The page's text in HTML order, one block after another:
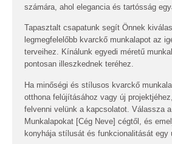
számára, ahol elegancia és tartósság
Tapasztalt csapatunk segít Önnek
legmegfelelőbb kvarckő munkalapot az
terveihez. Kínálunk egyedi méretű
pontosan illeszkednek teréhez.
Ha minőségi és stílusos kvarckő
otthona felújításához vagy új
felvenni velünk a kapcsolatot. Válassza
Munkalapokat [Cég Neve] cégtől, és
konyhája stílusát és funkcionalitását egy